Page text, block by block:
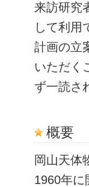
来訪研究
して利用
計画の立
いただく
ず一読さ
概要
岡山天体
1960年に